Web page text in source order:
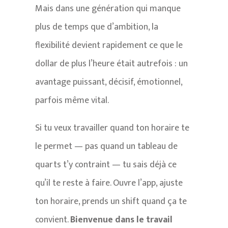
Mais dans une génération qui manque
plus de temps que d’ambition, la
flexibilité devient rapidement ce que le
dollar de plus l’heure était autrefois : un
avantage puissant, décisif, émotionnel,
parfois même vital.
Si tu veux travailler quand ton horaire te
le permet — pas quand un tableau de
quarts t’y contraint — tu sais déjà ce
qu’il te reste à faire. Ouvre l’app, ajuste
ton horaire, prends un shift quand ça te
convient.Bienvenue dans le travail